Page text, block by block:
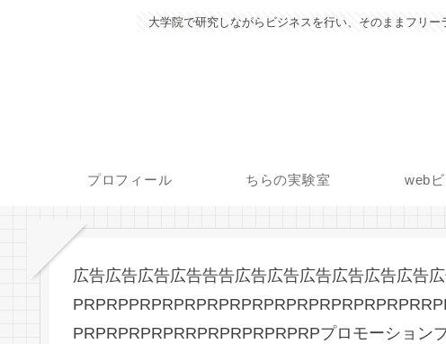
大学院で研究しながらビジネスを行い、そのままフリ
プロフィール ちらの実験室 web
広告広告広告広告告告広告広告広告広告広告広告
PRPRPRPRPRRPRPRPRPRPRPプロモーション